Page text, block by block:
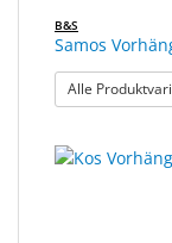
B&S
Samos
Alle